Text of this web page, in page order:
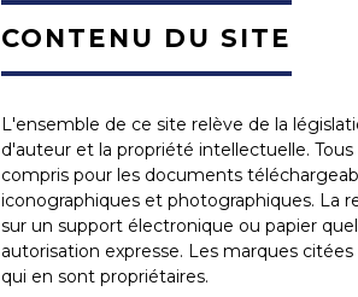
CONTENU DU SITE
L'ensemble de ce site relève de la
d'auteur et la propriété intellectuelle.
compris pour les documents
iconographiques et photographiques. La
sur un support électronique ou papier
autorisation expresse. Les marques
qui en sont propriétaires.